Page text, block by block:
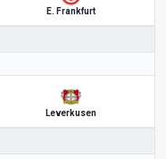
E. Frankfurt
Leverkusen